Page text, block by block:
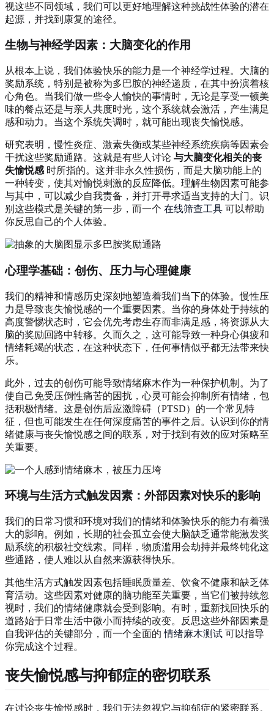
视这些不同领域，我们可以更好地理解这种挑战性体验的潜在
起源，并找到康复的途径。
生物与神经学因素：大脑变化的作用
从根本上说，我们体验快乐的能力是一个神经学过程。大脑的
奖励系统，特别是被称为多巴胺的神经递质，在其中扮演着核
心角色。当我们做一些令人愉快的事情时，无论是享受一顿美
味的餐点还是与亲人共度时光，这个系统就会激活，产生满足
感和动力。当这个系统失调时，就可能出现丧失愉悦感。
研究表明，慢性炎症、激素失衡或某些神经系统疾病等因素会
干扰这些奖励通路。这就是有些人讨论 与大脑变化相关的丧
失愉悦感 时所指的。这并非永久性损伤，而是大脑功能上的
一种转变，使其对愉悦刺激的反应降低。理解生物因素可能参
与其中，可以减少自我责备，并打开寻求适当支持的大门。识
别这些模式是关键的第一步，而一个 在线筛查工具 可以帮助
你反思自己的个人体验。
心理学基础：创伤、压力与心理健康
我们的精神和情感历史深刻地塑造着我们当下的体验。慢性压
力是导致丧失愉悦感的一个重要因素。当你的身体处于持续的
高度警惕状态时，它会优先考虑生存而非满足感，将资源从大
脑的奖励回路中转移。久而久之，这可能导致一种身心俱疲和
情绪耗竭的状态，在这种状态下，任何事情似乎都无法带来快
乐。
此外，过去的创伤可能导致情绪麻木作为一种保护机制。为了
使自己免受压倒性痛苦的困扰，心灵可能会抑制所有情绪，包
括积极情绪。这是创伤后应激障碍（PTSD）的一个常见特
征，但也可能发生在任何深度痛苦的事件之后。认识到你的情
绪健康与丧失愉悦感之间的联系，对于找到有效的应对策略至
关重要。
环境与生活方式触发因素：外部因素对快乐的影响
我们的日常习惯和环境对我们的情绪和体验快乐的能力有着强
大的影响。例如，长期的社会孤立会使大脑缺乏通常能激发奖
励系统的积极社交线索。同样，物质滥用会劫持并最终钝化这
些通路，使人难以从自然来源获得快乐。
其他生活方式触发因素包括睡眠质量差、饮食不健康和缺乏体
育活动。这些因素对健康的脑功能至关重要，当它们被持续忽
视时，我们的情绪健康就会受到影响。有时，重新找回快乐的
道路始于日常生活中微小而持续的改变。反思这些外部因素是
自我评估的关键部分，而一个全面的情绪麻木测试 可以指导
你完成这个过程。
丧失愉悦感与抑郁症的密切联系
在讨论丧失愉悦感时，我们无法忽视它与抑郁症的紧密联系。